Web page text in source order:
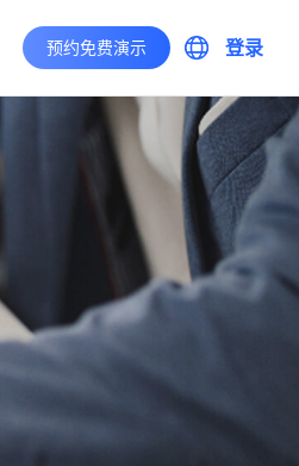
预约免费演示 登录